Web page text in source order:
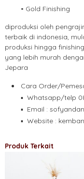
• Gold Finishing
diproduksi oleh
terbaik di indonesia,
produksi hingga
yang lebih murah
Jepara
Cara Order/
▪ Whatsapp/telp
▪ Email :
▪ Website :
Produk Terkait